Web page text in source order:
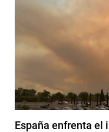
España enfrenta el